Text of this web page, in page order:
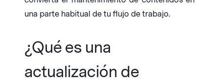
una parte habitual de tu flujo de trabajo.
¿Qué es una
actualización de